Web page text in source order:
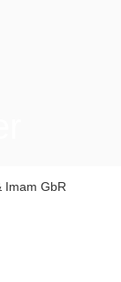
Imam GbR